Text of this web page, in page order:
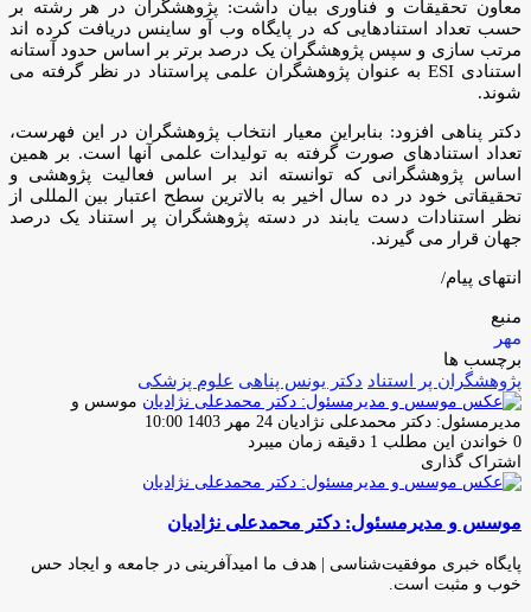
معاون تحقیقات و فناوری بیان داشت: پژوهشگران در هر رشته بر
حسب تعداد استنادهایی که در پایگاه وب آو ساینس دریافت کرده اند
مرتب سازی و سپس پژوهشگران یک درصد برتر بر اساس حدود آستانه
استنادی ESI به عنوان پژوهشگران علمی پراستناد در نظر گرفته می
شوند.
دکتر پناهی افزود: بنابراین معیار انتخاب پژوهشگران در این فهرست،
تعداد استنادهای صورت گرفته به تولیدات علمی آنها است. بر همین
اساس پژوهشگرانی که توانسته اند بر اساس فعالیت پژوهشی و
تحقیقاتی خود در ده سال اخیر به بالاترین سطح اعتبار بین المللی از
نظر استنادات دست یابند در دسته پژوهشگران پر استناد یک درصد
جهان قرار می گیرند.
انتهای پیام/
منبع
مهر
برچسب ها
پژوهشگران پر استناد دکتر یونس پناهی علوم پزشکی
موسس و
مدیرمسئول: دکتر محمدعلی نژادیان ارسال
ایمیل
24 مهر 1403 10:00
0 خواندن این مطلب 1 دقیقه زمان میبرد
اشتراک گذاری
فیس
توئیتر
لینکدین
واتس
تلگرام
اشتراک
از
ایمیل
چاپ
موسس و مدیرمسئول: دکتر محمدعلی نژادیان
پایگاه خبری موفقیت‌شناسی | هدف ما امیدآفرینی در جامعه و ایجاد حس
خوب و مثبت است.